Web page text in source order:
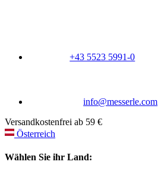
+43 5523 5991-0
info@messerle.com
Versandkostenfrei ab 59 €
Österreich
Wählen Sie ihr Land: